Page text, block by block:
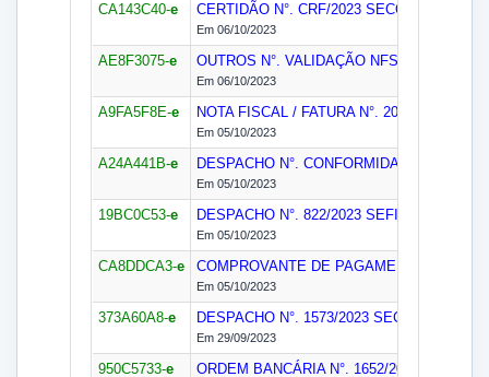
CA143C40-e CERTIDÃO N°. CRF/2023 SECON
Em 06/10/2023
AE8F3075-e OUTROS N°. VALIDAÇÃO NFS-E/2023
Em 06/10/2023
A9FA5F8E-e NOTA FISCAL / FATURA N°. 2023429/2023
Em 05/10/2023
A24A441B-e DESPACHO N°. CONFORMIDADE
Em 05/10/2023
19BC0C53-e DESPACHO N°. 822/2023 SEFIN
Em 05/10/2023
CA8DDCA3-e COMPROVANTE DE PAGAMENTO N°.
Em 05/10/2023
373A60A8-e DESPACHO N°. 1573/2023 SECOF
Em 29/09/2023
950C5733-e ORDEM BANCÁRIA N°. 1652/2023